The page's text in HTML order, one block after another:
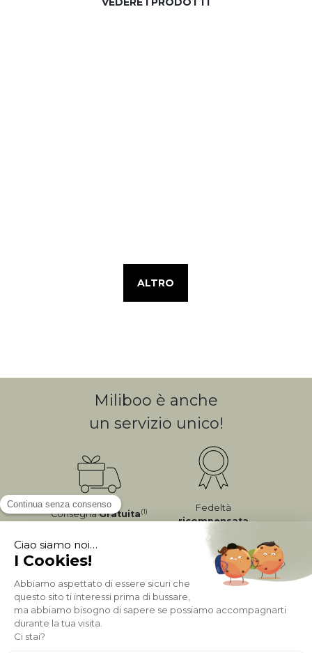
ALTRO
Miliboo è anche
un servizio unico!
ConsegnaGratuita(1)
Fedeltà
ricompensata
Pagamento sicuro